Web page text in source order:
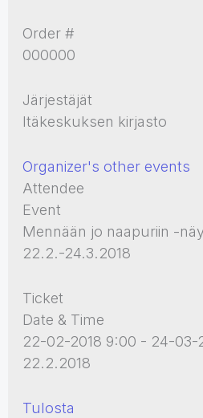
Order #
000000
Järjestäjät
Itäkeskuksen kirjasto
Organizer's other events
Attendee
Event
Mennään jo naapuriin -
22.2.-24.3.2018
Ticket
Date & Time
22-02-2018 9:00 - 24-03-
22.2.2018
Tulosta